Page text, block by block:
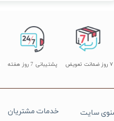
پشتیبانی 7 روز هفته ۷ روز ضمانت تعویض
خدمات مشتریان سایت